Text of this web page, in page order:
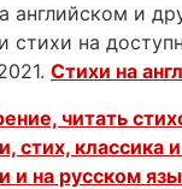
английском и
стихи на
Стихи на
читать
стих, классика
и на русском